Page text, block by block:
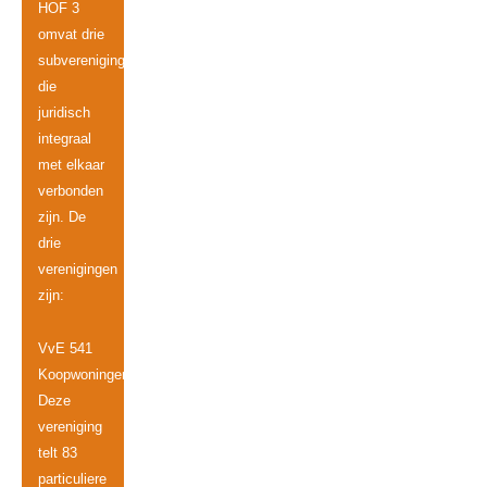
HOF 3
omvat drie
subverenigingen,
die
juridisch
integraal
met elkaar
verbonden
zijn. De
drie
verenigingen
zijn:
VvE 541
Koopwoningen.
Deze
vereniging
telt 83
particuliere